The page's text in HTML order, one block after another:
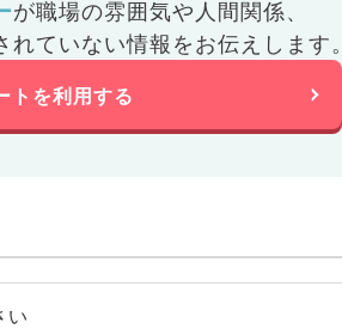
が職場の雰囲気や人間関係、
れていない情報をお伝えします。
トを利用する
い